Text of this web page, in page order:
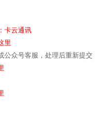
卡云通讯
里
公众号客服，处理后重新提交